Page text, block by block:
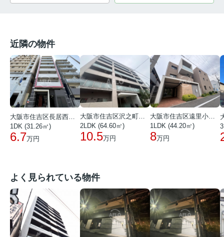
近隣の物件
1DK (31.26㎡)
6.7万円
大阪市住吉区沢之町２丁目
2LDK (64.60㎡)
10.5万円
大阪市住吉区遠里小野２丁目
1LDK (44.20㎡)
8万円
よく見られている物件